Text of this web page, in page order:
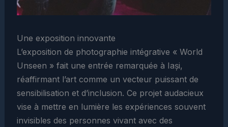
Une exposition innovante
L’exposition de photographie intégrative « World
Unseen » fait une entrée remarquée à Iași,
réaffirmant l’art comme un vecteur puissant de
sensibilisation et d’inclusion. Ce projet audacieux
vise à mettre en lumière les expériences souvent
invisibles des personnes vivant avec des